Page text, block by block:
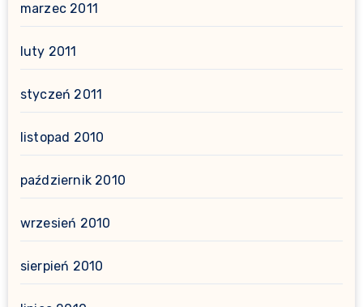
marzec 2011
luty 2011
styczeń 2011
listopad 2010
październik 2010
wrzesień 2010
sierpień 2010